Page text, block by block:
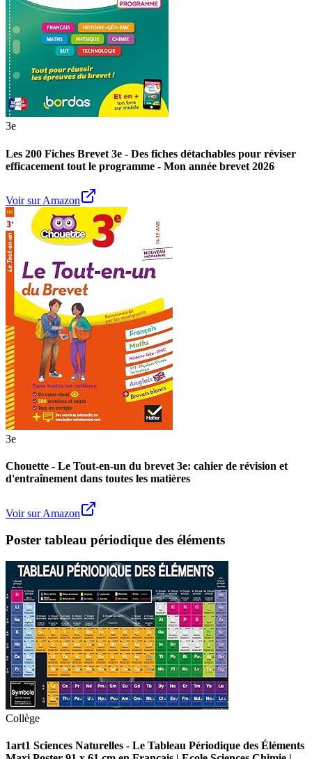
3e
Les 200 Fiches Brevet 3e - Des fiches détachables pour réviser
efficacement tout le programme - Mon année brevet 2026
Voir sur Amazon
3e
Chouette - Le Tout-en-un du brevet 3e: cahier de révision et
d'entraînement dans toutes les matières
Voir sur Amazon
Poster tableau périodique des éléments
Collège
1art1 Sciences Naturelles - Le Tableau Périodique des Éléments